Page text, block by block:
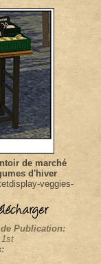
de marché
d'hiver
veggies-
de Publication: